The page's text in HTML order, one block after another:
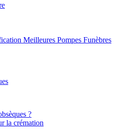
Meilleures Pompes Funèbres
?
la crémation